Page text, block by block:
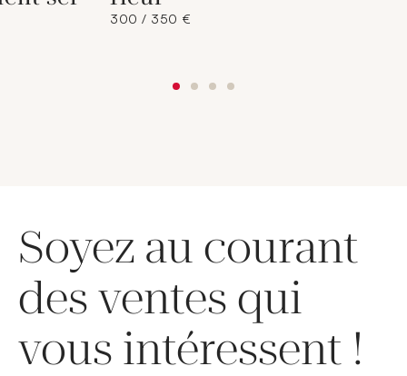
300 / 350 €
Soyez au courant
des ventes qui
vous intéressent !